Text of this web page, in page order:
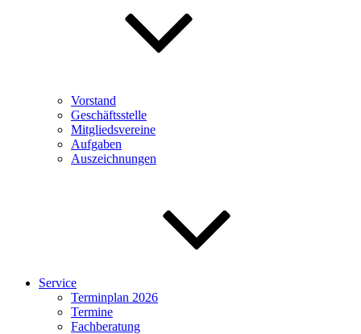
Vorstand
Geschäftsstelle
Mitgliedsvereine
Aufgaben
Auszeichnungen
Service
Terminplan 2026
Termine
Fachberatung